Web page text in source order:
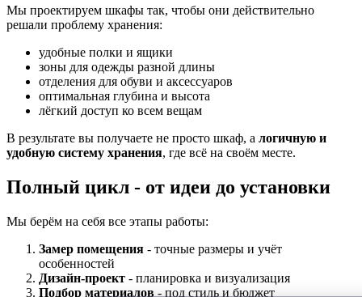
Мы проектируем шкафы так, чтобы они действительно
решали проблему хранения:
удобные полки и ящики
зоны для одежды разной длины
отделения для обуви и аксессуаров
оптимальная глубина и высота
лёгкий доступ ко всем вещам
В результате вы получаете не просто шкаф, а логичную и
удобную систему хранения, где всё на своём месте.
Полный цикл - от идеи до установки
Мы берём на себя все этапы работы:
Замер помещения - точные размеры и учёт
особенностей
Дизайн-проект - планировка и визуализация
Подбор материалов - под стиль и бюджет